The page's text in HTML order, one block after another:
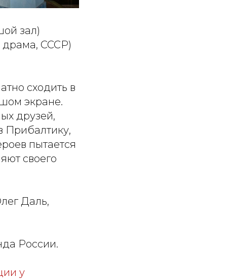
зал)
драма, СССР)
сходить в
экране.
друзей,
Прибалтику,
пытается
своего
Даль,
России.
у